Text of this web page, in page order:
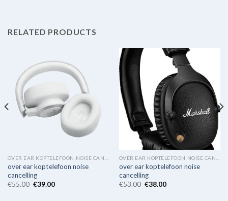
RELATED PRODUCTS
over ear koptelefoon noise
cancelling
€55.00 €39.00
over ear koptelefoon noise
cancelling
€53.00 €38.00